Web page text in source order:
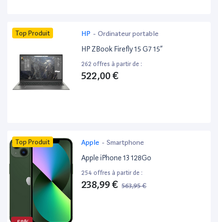
Top Produit HP - Ordinateur portable
HP ZBook Firefly 15 G7 15”
262 offres à partir de :
522,00 €
Top Produit Apple - Smartphone
Apple iPhone 13 128Go
254 offres à partir de :
238,99 € 563,95 €